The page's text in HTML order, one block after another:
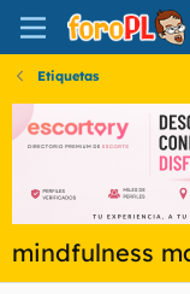
Etiquetas
mindfulness